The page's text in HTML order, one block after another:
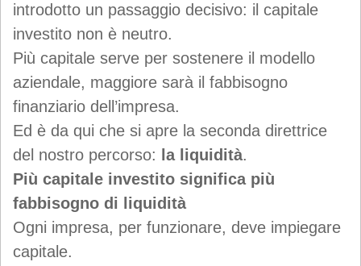
introdotto un passaggio decisivo: il capitale
investito non è neutro.
Più capitale serve per sostenere il modello
aziendale, maggiore sarà il fabbisogno
finanziario dell’impresa.
Ed è da qui che si apre la seconda direttrice
del nostro percorso:
la liquidità.
Più capitale investito significa più
fabbisogno di liquidità
Ogni impresa, per funzionare, deve impiegare
capitale.